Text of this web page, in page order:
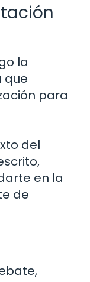
la
que
para
del
en la
de